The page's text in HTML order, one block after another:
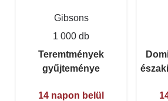
Gibsons
1 000 db
Teremtmények
gyűjteménye
14 napon belül